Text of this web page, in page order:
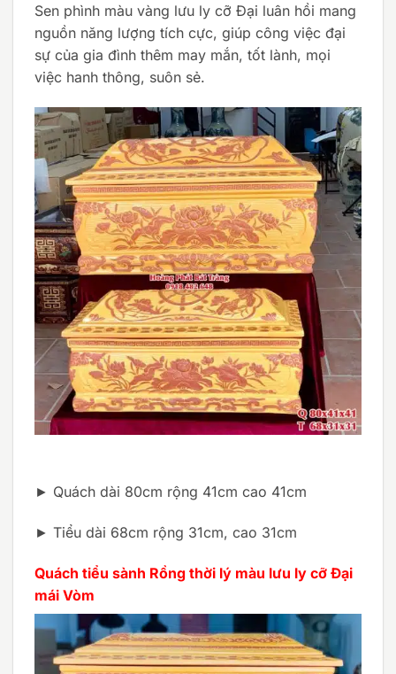
Sen phình màu vàng lưu ly cỡ Đại luân hồi mang
nguồn năng lượng tích cực, giúp công việc đại
sự của gia đình thêm may mắn, tốt lành, mọi
việc hanh thông, suôn sẻ.
► Quách dài 80cm rộng 41cm cao 41cm
► Tiểu dài 68cm rộng 31cm, cao 31cm
Quách tiểu sành Rồng thời lý màu lưu ly cỡ Đại
mái Vòm